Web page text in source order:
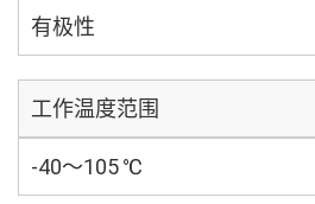
有极性
工作温度范围
-40～105 ℃